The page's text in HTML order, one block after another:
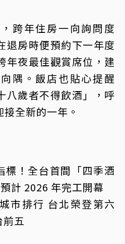
跨年住房一向詢問度
退房時便預約下一年度
年夜最佳觀賞席位，建
隅。飯店也貼心提醒
八歲者不得飲酒」，呼
全新的一年。
標！全台首間「四季酒
計 2026 年完工開幕
市排行 台北榮登第六
五